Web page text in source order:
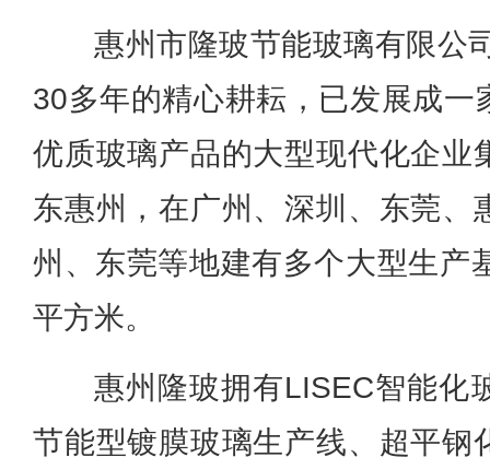
惠州市隆玻节能玻璃有限公
30多年的精心耕耘，已发展成一
优质玻璃产品的大型现代化企业
东惠州，在广州、深圳、东莞、
州、东莞等地建有多个大型生产
平方米。
惠州隆玻拥有LISEC智能化
节能型镀膜玻璃生产线、超平钢